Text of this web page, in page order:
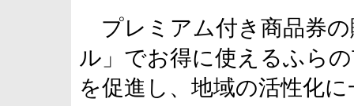
プレミアム付き商品券
ル」でお得に使えるふら
を促進し、地域の活性化